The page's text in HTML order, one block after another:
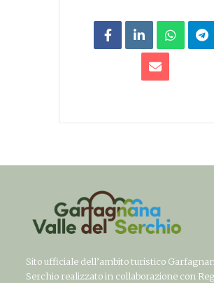
Sito ufficiale dell’ambito turistico
Serchio realizzato in collaborazione con